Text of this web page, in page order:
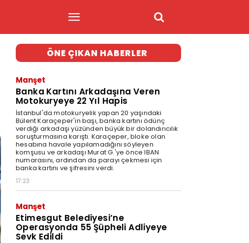
ÖNE ÇIKAN HABERLER
Manşet
Banka Kartını Arkadaşına Veren
Motokuryeye 22 Yıl Hapis
İstanbul'da motokuryelik yapan 20 yaşındaki
Bülent Karaçeper'in başı, banka kartını ödünç
verdiği arkadaşı yüzünden büyük bir dolandırıcılık
soruşturmasına karıştı. Karaçeper, bloke olan
hesabına havale yapılamadığını söyleyen
komşusu ve arkadaşı Murat G.'ye önce IBAN
numarasını, ardından da parayı çekmesi için
banka kartını ve şifresini verdi.
17:23
Manşet
Etimesgut Belediyesi’ne
Operasyonda 55 Şüpheli Adliyeye
Sevk Edildi